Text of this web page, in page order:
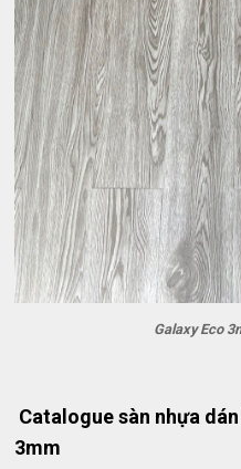
Galaxy Eco
Catalogue sàn nhựa
3mm